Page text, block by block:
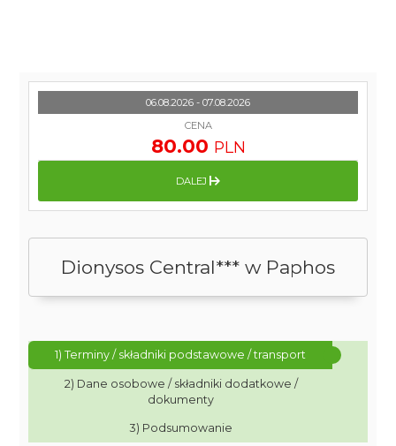
Dionysos Central*** w Paphos
1) Terminy / składniki podstawowe / transport
2) Dane osobowe / składniki dodatkowe /
dokumenty
3) Podsumowanie
06.08.2026 - 07.08.2026
CENA
80.00 PLN
DALEJ